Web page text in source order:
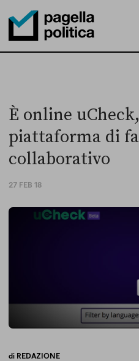
Pagella Politica Logo
È online
piattaforma di
collaborativo
27 FEB 18
di REDAZIONE